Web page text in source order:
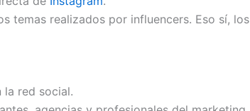
temas realizados por influencers. Eso sí, los
la red social.